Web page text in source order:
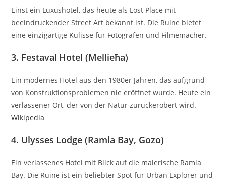
Einst ein Luxushotel, das heute als Lost Place mit
beeindruckender Street Art bekannt ist. Die Ruine bietet
eine einzigartige Kulisse für Fotografen und Filmemacher.
3. Festaval Hotel (Mellieħa)
Ein modernes Hotel aus den 1980er Jahren, das aufgrund
von Konstruktionsproblemen nie eröffnet wurde. Heute ein
verlassener Ort, der von der Natur zurückerobert wird.
Wikipedia
4. Ulysses Lodge (Ramla Bay, Gozo)
Ein verlassenes Hotel mit Blick auf die malerische Ramla
Bay. Die Ruine ist ein beliebter Spot für Urban Explorer und